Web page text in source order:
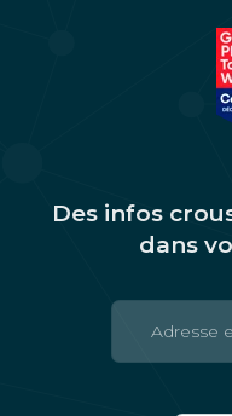
Des infos
dans